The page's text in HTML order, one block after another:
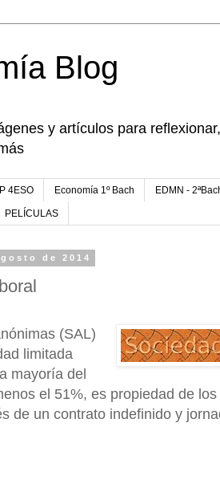
Blog
y artículos para
4ESO Economía 1º Bach EDMN -
PELÍCULAS
de 2014
(SAL)
limitada
mayoría del
el 51%, es propiedad de
de un contrato indefinido y